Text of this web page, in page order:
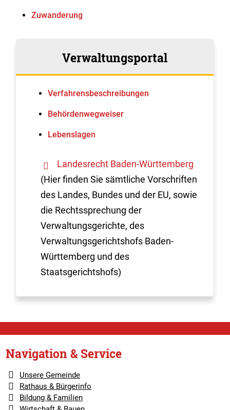
Zuwanderung
Verwaltungsportal
Verfahrens­beschreibungen
Behördenwegweiser
Lebenslagen
Landesrecht Baden-Württemberg
(Hier finden Sie sämtliche Vorschriften
des Landes, Bundes und der EU, sowie
die Rechtssprechung der
Verwaltungsgerichte, des
Verwaltungsgerichtshofs Baden-
Württemberg und des
Staatsgerichtshofs)
Navigation & Service
Unsere Gemeinde
Rathaus & Bürgerinfo
Bildung & Familien